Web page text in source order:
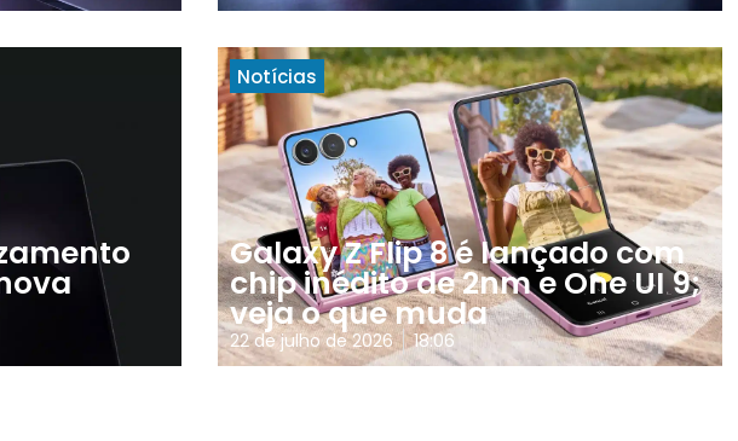
Notícias
Galaxy Z Flip 8 é lançado com
chip inédito de 2nm e One UI 9;
veja o que muda
22 de julho de 2026 18:06